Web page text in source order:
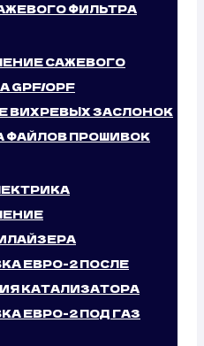
ФИЛЬТРА
САЖЕВОГО
GPF/OPF
ВИХРЕВЫХ ЗАСЛОНОК
ФАЙЛОВ ПРОШИВОК
ЕВРО-2 ПОСЛЕ
КАТАЛИЗАТОРА
ЕВРО-2 ПОД ГАЗ
БЛОКА
OPEL
3.2 (205
ОТ